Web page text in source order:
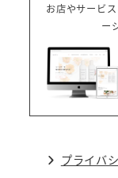
お店やサービ
ー
プライバ